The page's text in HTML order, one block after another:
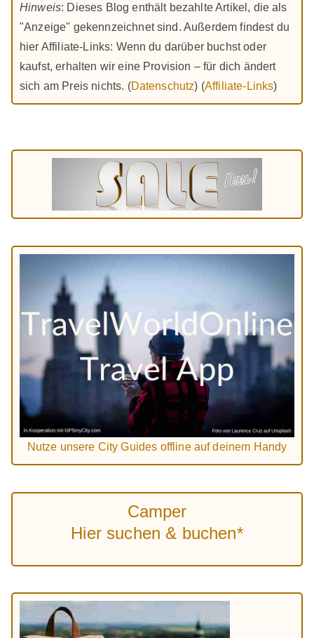
Hinweis: Dieses Blog enthält bezahlte Artikel, die als
"Anzeige" gekennzeichnet sind. Außerdem findest du
hier Affiliate-Links: Wenn du darüber buchst oder
kaufst, erhalten wir eine Provision – für dich ändert
sich am Preis nichts. (Datenschutz) (Affiliate-Links)
Nutze unsere City Guides offline auf deinem Handy
Camper
Hier suchen & buchen*